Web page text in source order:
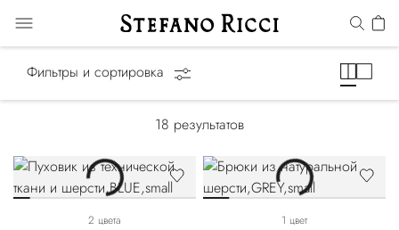
Фильтры и сортировка
18 результатов
2 цвета 1 цвет